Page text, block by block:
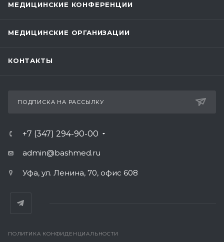
МЕДИЦИНСКИЕ КОНФЕРЕНЦИИ
МЕДИЦИНСКИЕ ОРГАНИЗАЦИИ
КОНТАКТЫ
ПОДПИСКА НА РАССЫЛКУ
+7 (347) 294-90-00
admin@bashmed.ru
Уфа, ул. Ленина, 70, офис 608
ПОЛИТИКА КОНФИДЕНЦИАЛЬНОСТИ